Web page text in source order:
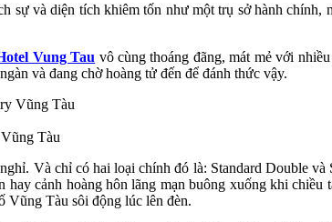
sự và diện tích khiêm tốn như một trụ sở hành
Vung Tau vô cùng thoáng đãng, mát mẻ với
và đang chờ hoàng tử đến để đánh thức vậy.
Tàu
Và chỉ có hai loại chính đó là: Standard Double
cảnh hoàng hôn lãng mạn buông xuống khi
Vũng Tàu sôi động lúc lên đèn.